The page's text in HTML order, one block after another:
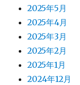
2025年5月
2025年4月
2025年3月
2025年2月
2025年1月
2024年12月